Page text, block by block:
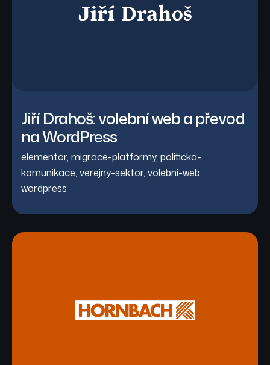
Jiří Drahoš: volební web a převod
na WordPress
elementor, migrace-platformy, politicka-
komunikace, verejny-sektor, volebni-web,
wordpress